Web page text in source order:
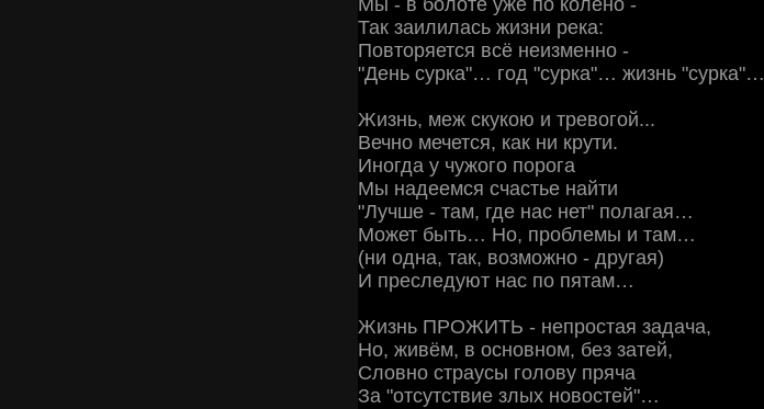
Мы - в болоте уже по колено -
Так заилилась жизни река:
Повторяется всё неизменно -
"День сурка"… год "сурка"… жизнь "сурка"…
Жизнь, меж скукою и тревогой...
Вечно мечется, как ни крути.
Иногда у чужого порога
Мы надеемся счастье найти
"Лучше - там, где нас нет" полагая…
Может быть… Но, проблемы и там…
(ни одна, так, возможно - другая)
И преследуют нас по пятам…
Жизнь ПРОЖИТЬ - непростая задача,
Но, живём, в основном, без затей,
Словно страусы голову пряча
За "отсутствие злых новостей"…